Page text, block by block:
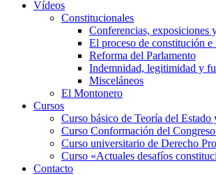
Vídeos
Constitucionales
Conferencias, exposiciones
El proceso de constitución
Reforma del Parlamento
Indemnidad, legitimidad y
Misceláneos
El Montonero
Cursos
Curso básico de Teoría del
Curso Conformación del
Curso universitario de Derecho
Curso «Actuales desafíos
Contacto